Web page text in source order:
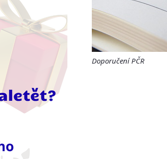
Doporučení PČR